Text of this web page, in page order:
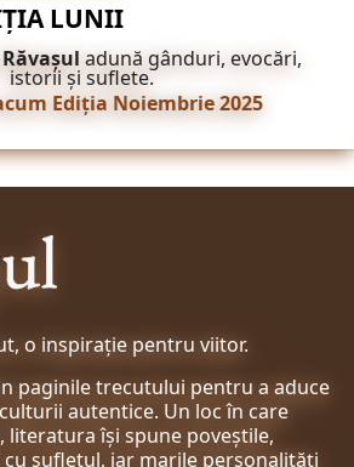
LUNII
Răvașul adună gânduri, evocări,
istorii și suflete.
Ediția Noiembrie 2025
o inspirație pentru viitor.
paginile trecutului pentru a aduce
autentice. Un loc în care
literatura își spune poveștile,
cu sufletul, iar marile personalități